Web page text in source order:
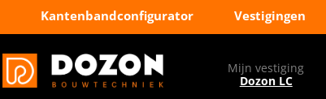
Kantenbandconfigurator Vestigingen
Mijn vestiging
Dozon LC